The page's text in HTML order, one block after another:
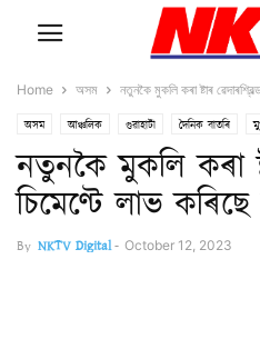
Home অসম নতুনকৈ মুকলি কৰা ষ্টাৰ
অসম আঞ্চলিক গুৱাহাটী দৈনিক বাতৰি
নতুনকৈ মুকলি কৰা
চিমেণ্টে লাভ
By NKTV Digital- October 12, 2023